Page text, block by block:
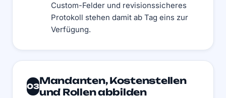
Custom-Felder und revisionssicheres
Protokoll stehen damit ab Tag eins zur
Verfügung.
03
Mandanten, Kostenstellen
und Rollen abbilden